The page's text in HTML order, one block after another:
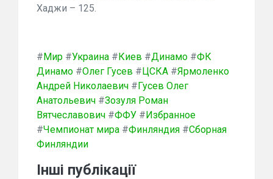
Хаджи – 125.
#Мир #Украина #Киев #Динамо #ФК
Динамо #Олег Гусев #ЦСКА #Ярмоленко
Андрей Николаевич #Гусев Олег
Анатольевич #Зозуля Роман
Вятчеславович #ФФУ #Избранное
#Чемпионат мира #Финляндия #Сборная
Финляндии
Інші публікації